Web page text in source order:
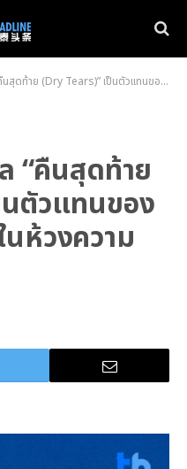
Tears)” เป็นตัวแทนของคนที่ยังวนลูปอยู่ในห้วงความฝัน
“คืนสุดท้าย
ตัวแทนของ
ห้วงความ